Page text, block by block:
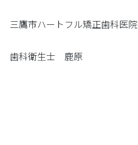
三鷹市ハートフル矯正歯科医院
歯科衛生士 鹿原